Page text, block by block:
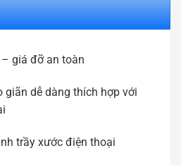
giá đỡ an toàn
giãn dễ dàng thích hợp với
trầy xước điện thoại